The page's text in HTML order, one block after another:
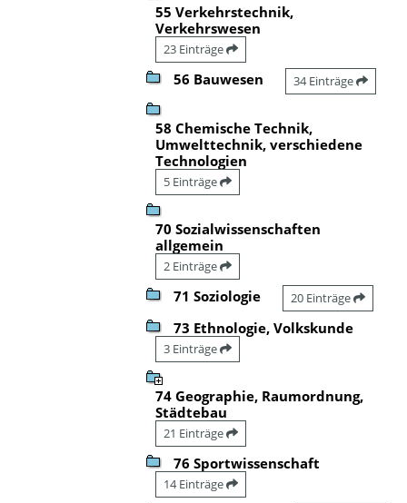
55 Verkehrstechnik,
Verkehrswesen
23 Einträge
56 Bauwesen 34 Einträge
58 Chemische Technik,
Umwelttechnik, verschiedene
Technologien
5 Einträge
70 Sozialwissenschaften
allgemein
2 Einträge
71 Soziologie 20 Einträge
73 Ethnologie, Volkskunde
3 Einträge
74 Geographie, Raumordnung,
Städtebau
21 Einträge
76 Sportwissenschaft
14 Einträge